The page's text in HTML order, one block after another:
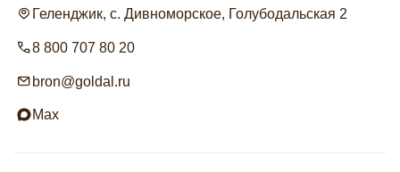
Геленджик, с. Дивноморское, Голубодальская 2
8 800 707 80 20
bron@goldal.ru
Max